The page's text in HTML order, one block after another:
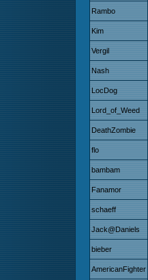
Rambo
Kim
Vergil
Nash
LocDog
Lord_of_Weed
DeathZombie
flo
bambam
Fanamor
schaeff
Jack@Daniels
bieber
AmericanFighter